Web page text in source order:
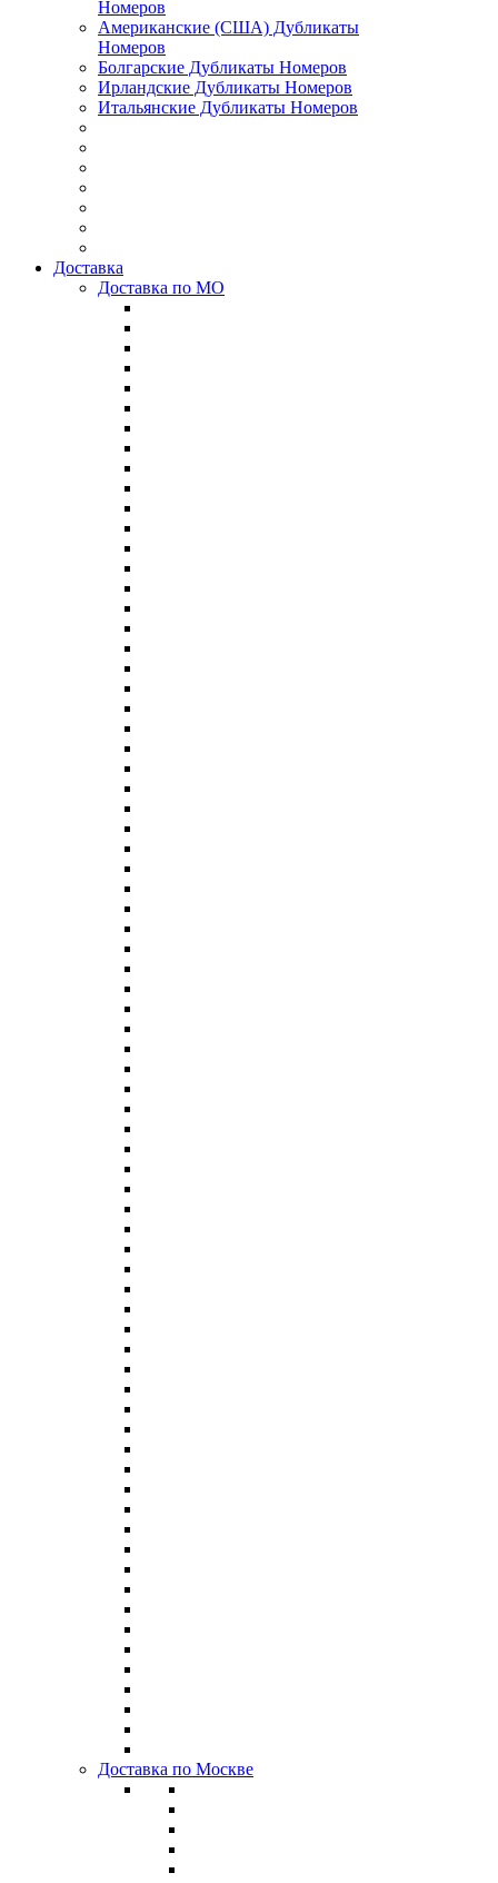
Номеров
Американские (США) Дубликаты
Номеров
Болгарские Дубликаты Номеров
Ирландские Дубликаты Номеров
Итальянские Дубликаты Номеров
Доставка
Доставка по МО
Доставка по Москве